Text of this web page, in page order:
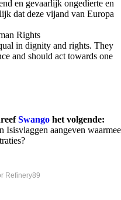
en gevaarlijk ongedierte en
dat deze vijand van Europa
Rights
in dignity and rights. They
and should act towards one
Swango het volgende:
Isisvlaggen aangeven waarmee
Refinery89